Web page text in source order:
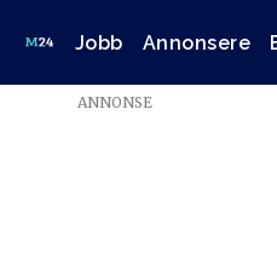
Jobb Annonsere
ANNONSE